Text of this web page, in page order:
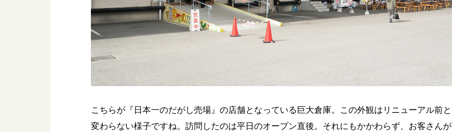
こちらが『日本一のだがし売場』の店舗となっている巨大倉庫。この外観はリニューアル前と
変わらない様子ですね。訪問したのは平日のオープン直後。それにもかかわらず、お客さんが